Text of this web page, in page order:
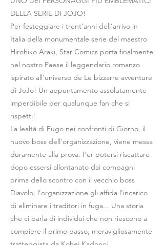
DELLA SERIE DI JOJO!
Per festeggiare i trent’anni dell’arrivo in
Italia della monumentale serie del maestro
Hirohiko Araki, Star Comics porta finalmente
nel nostro Paese il leggendario romanzo
ispirato all’universo de Le bizzarre avventure
di JoJo! Un appuntamento assolutamente
imperdibile per qualunque fan che si
rispetti!
La lealtà di Fugo nei confronti di Giorno, il
nuovo boss dell’organizzazione, viene messa
duramente alla prova. Per potersi riscattare
dopo essersi allontanato dai compagni
prima dello scontro con il vecchio boss
Diavolo, l’organizzazione gli affida l’incarico
di eliminare i traditori in fuga... Una storia
che ci parla di individui che non riescono a
compiere il primo passo, meravigliosamente